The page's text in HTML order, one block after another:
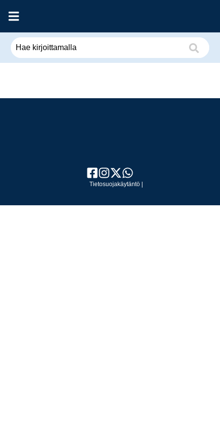
Tietosuojakäytäntö